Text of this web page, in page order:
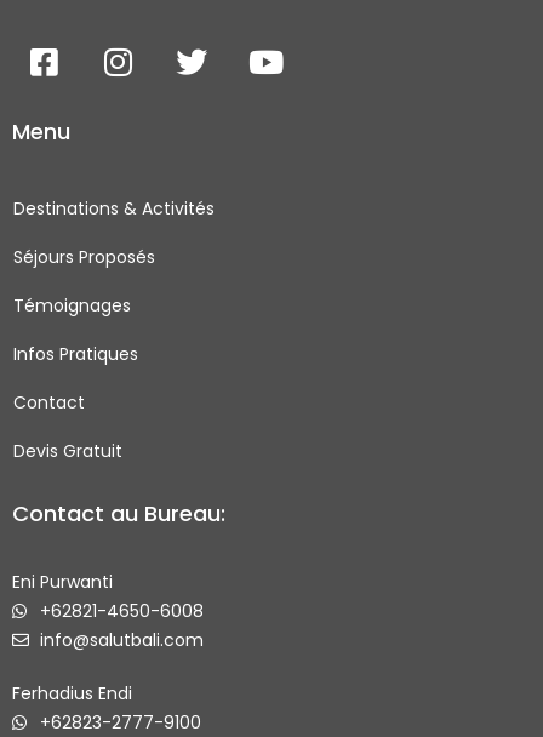
F
a
e
o
k
-
q
u
r
I
n
g
a
m
T
w
e
Y
o
Menu
Destinations & Activités
Séjours Proposés
Témoignages
Infos Pratiques
Contact
Devis Gratuit
Contact au Bureau:
Eni Purwanti
+62821-4650-6008
info@salutbali.com
Ferhadius Endi
+62823-2777-9100